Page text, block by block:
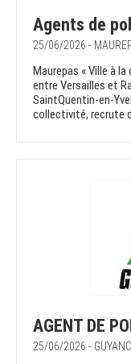
Agents de
25/06/2026 -
Maurepas « Ville à
entre Versailles et
SaintQuentin-en-
collectivité, recrute
AGENT DE
25/06/2026 -